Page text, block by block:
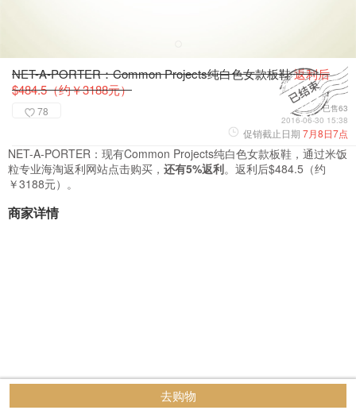
NET-A-PORTER：Common Projects纯白色女款板鞋返利后
$484.5（约￥3188元）
78
已售63
2016-06-30 15:38
促销截止日期 7月8日7点
NET-A-PORTER：现有Common Projects纯白色女款板鞋，通过米饭
粒专业海淘返利网站点击购买， 还有5%返利。返利后$484.5（约
￥3188元）。
商家详情
去购物